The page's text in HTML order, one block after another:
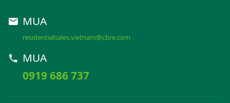
MUA
residentialsales.vietnam@cbre.com
MUA
0919 686 737